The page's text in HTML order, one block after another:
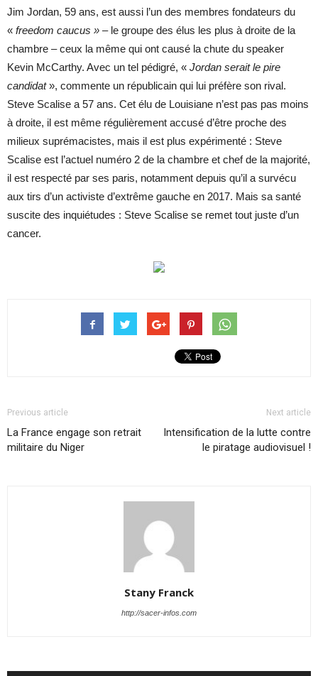
Jim Jordan, 59 ans, est aussi l’un des membres fondateurs du
« freedom caucus » – le groupe des élus les plus à droite de la
chambre – ceux la même qui ont causé la chute du speaker
Kevin McCarthy. Avec un tel pédigré, « Jordan serait le pire
candidat», commente un républicain qui lui préfère son rival.
Steve Scalise a 57 ans. Cet élu de Louisiane n’est pas pas moins
à droite, il est même régulièrement accusé d’être proche des
milieux suprémacistes, mais il est plus expérimenté : Steve
Scalise est l’actuel numéro 2 de la chambre et chef de la majorité,
il est respecté par ses paris, notamment depuis qu’il a survécu
aux tirs d’un activiste d’extrême gauche en 2017. Mais sa santé
suscite des inquiétudes : Steve Scalise se remet tout juste d’un
cancer.
Previous article
La France engage son retrait
militaire du Niger
Next article
Intensification de la lutte contre
le piratage audiovisuel !
Stany Franck
http://sacer-infos.com